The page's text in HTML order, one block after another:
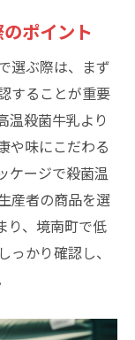
ポイント
選ぶ際は、まず
することが重要
温殺菌牛乳より
や味にこだわる
ケージで殺菌温
産者の商品を選
り、境南町で低
かり確認し、